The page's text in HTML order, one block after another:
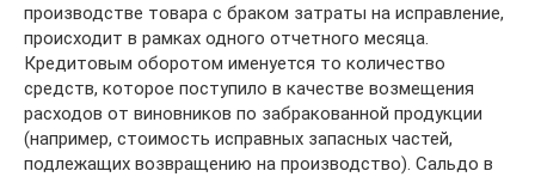
производстве товара с браком затраты на исправление,
происходит в рамках одного отчетного месяца.
Кредитовым оборотом именуется то количество
средств, которое поступило в качестве возмещения
расходов от виновников по забракованной продукции
(например, стоимость исправных запасных частей,
подлежащих возвращению на производство). Сальдо в